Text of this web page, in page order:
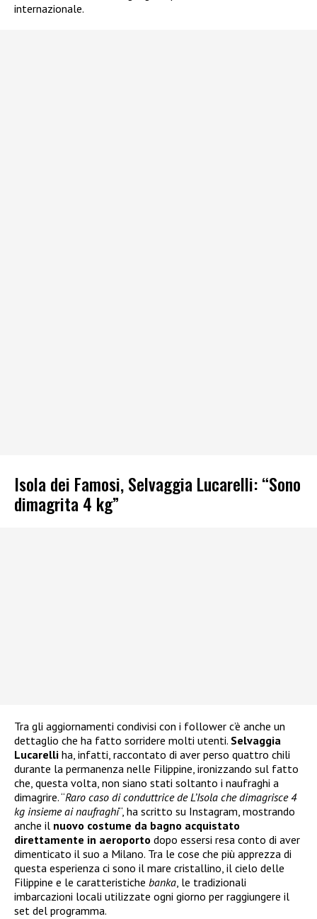
internazionale.
Isola dei Famosi, Selvaggia Lucarelli: “Sono
dimagrita 4 kg”
Tra gli aggiornamenti condivisi con i follower c’è anche un
dettaglio che ha fatto sorridere molti utenti. Selvaggia
Lucarelli ha, infatti, raccontato di aver perso quattro chili
durante la permanenza nelle Filippine, ironizzando sul fatto
che, questa volta, non siano stati soltanto i naufraghi a
dimagrire. “Raro caso di conduttrice de L’Isola che dimagrisce 4
kg insieme ai naufraghi“, ha scritto su Instagram, mostrando
anche il nuovo costume da bagno acquistato
direttamente in aeroporto dopo essersi resa conto di aver
dimenticato il suo a Milano. Tra le cose che più apprezza di
questa esperienza ci sono il mare cristallino, il cielo delle
Filippine e le caratteristiche banka, le tradizionali
imbarcazioni locali utilizzate ogni giorno per raggiungere il
set del programma.